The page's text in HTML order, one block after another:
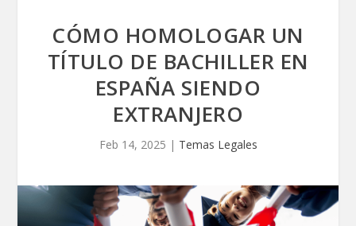
CÓMO HOMOLOGAR UN
TÍTULO DE BACHILLER EN
ESPAÑA SIENDO
EXTRANJERO
Feb 14, 2025 | Temas Legales